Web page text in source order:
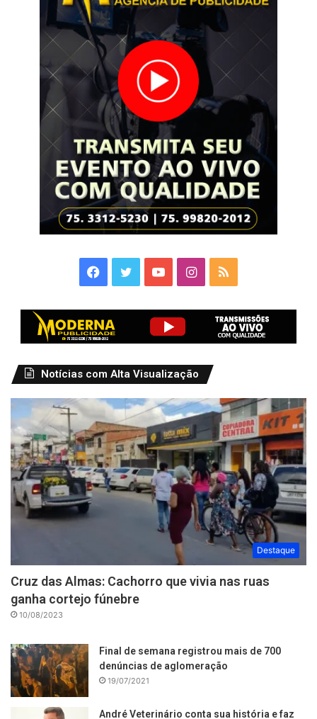
Facebook
TwitterYouTubeInstagram
RSS
Notícias com Alta Visualização
Destaque
Cruz das Almas: Cachorro que vivia nas ruas
ganha cortejo fúnebre
10/08/2023
Final de semana registrou mais de 700
denúncias de aglomeração
19/07/2021
André Veterinário conta sua história e faz